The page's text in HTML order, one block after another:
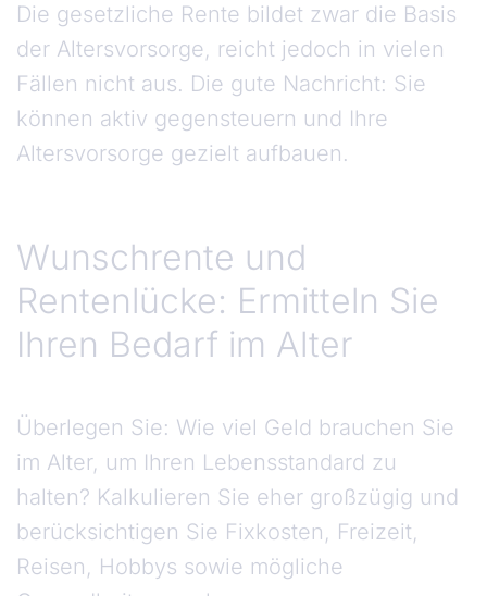
Die gesetzliche Rente bildet zwar die Basis
der Altersvorsorge, reicht jedoch in vielen
Fällen nicht aus. Die gute Nachricht: Sie
können aktiv gegensteuern und Ihre
Altersvorsorge gezielt aufbauen.
Wunschrente und
Rentenlücke: Ermitteln Sie
Ihren Bedarf im Alter
Überlegen Sie: Wie viel Geld brauchen Sie
im Alter, um Ihren Lebensstandard zu
halten? Kalkulieren Sie eher großzügig und
berücksichtigen Sie Fixkosten, Freizeit,
Reisen, Hobbys sowie mögliche